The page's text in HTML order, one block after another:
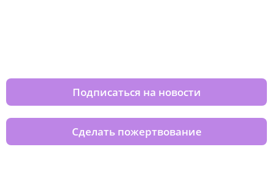
Подписаться на новости
Сделать пожертвование